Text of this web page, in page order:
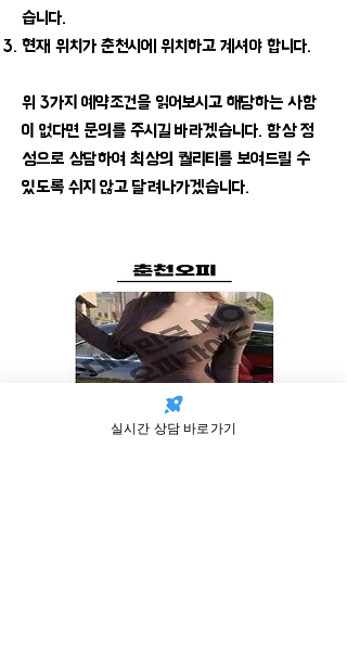
습니다.
현재 위치가 춘천시에 위치하고 계셔야 합니다.
​위 3가지 예약조건을 읽어보시고 해당하는 사항
이 없다면 문의를 주시길 바라겠습니다. 항상 정
성으로 상담하여 최상의 퀄리티를 보여드릴 수
있도록 쉬지 않고 달려나가겠습니다.
실시간 상담 바로가기